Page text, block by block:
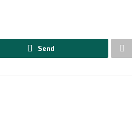
Send